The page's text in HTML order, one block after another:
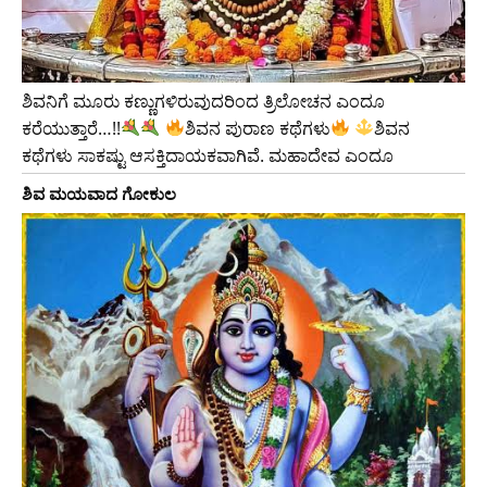
ಶಿವನಿಗೆ ಮೂರು ಕಣ್ಣುಗಳಿರುವುದರಿಂದ ತ್ರಿಲೋಚನ ಎಂದೂ
ಕರೆಯುತ್ತಾರೆ…!!
ಶಿವನ ಪುರಾಣ ಕಥೆಗಳು
ಶಿವನ
ಕಥೆಗಳು ಸಾಕಷ್ಟು ಆಸಕ್ತಿದಾಯಕವಾಗಿವೆ. ಮಹಾದೇವ ಎಂದೂ
ಶಿವ ಮಯವಾದ ಗೋಕುಲ